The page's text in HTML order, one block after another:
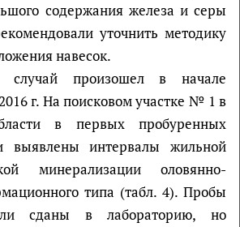
содержания железа и серы
уточнить методику
навесок.
случай произошел в начале
г. На поисковом участке № 1 в
в первых пробуренных
выявлены интервалы жильной
минерализации оловянно-
типа (табл. 4). Пробы
сданы в лабораторию, но